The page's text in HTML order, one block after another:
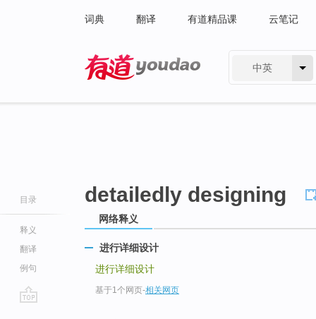
词典 翻译 有道精品课 云笔记
中英
目录
释义
翻译
例句
detailedly designing
网络释义
进行详细设计
进行详细设计
基于1个网页-相关网页